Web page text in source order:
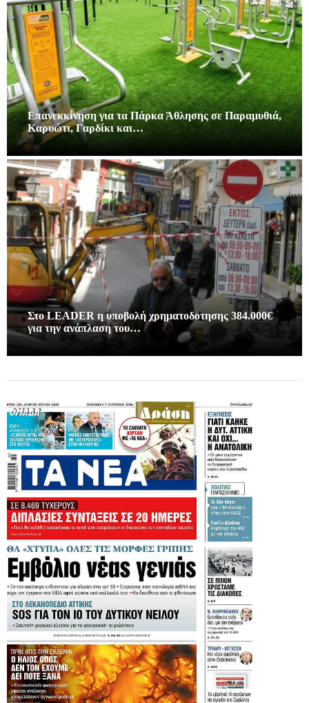
Επανεκκίνηση για τα Πάρκα Άθλησης σε Παραμυθιά,
Καρυώτι, Γαρδίκι και…
Στο LEADER η υποβολή χρηματοδοτησης 384.000€
για την ανάπλαση του…